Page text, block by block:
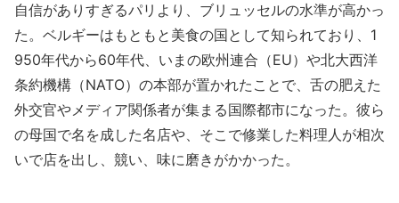
自信がありすぎるパリより、ブリュッセルの水準が高かっ
た。ベルギーはもともと美食の国として知られており、1
950年代から60年代、いまの欧州連合（EU）や北大西洋
条約機構（NATO）の本部が置かれたことで、舌の肥えた
外交官やメディア関係者が集まる国際都市になった。彼ら
の母国で名を成した名店や、そこで修業した料理人が相次
いで店を出し、競い、味に磨きがかかった。